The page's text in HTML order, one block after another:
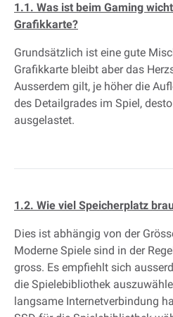
1.1. Was ist beim Gaming
Grafikkarte?
Grundsätzlich ist eine gute
Grafikkarte bleibt aber das
Ausserdem gilt, je höher die
des Detailgrades im Spiel,
ausgelastet.
1.2. Wie viel Speicherplatz
Dies ist abhängig von der
Moderne Spiele sind in der
gross. Es empfiehlt sich
die Spielebibliothek
langsame Internetverbindung